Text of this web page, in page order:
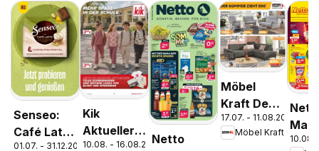
Senseo:
Café Latte
01.07. - 31.12.2026
Kik
Aktueller
Prospekt
10.08. - 16.08.2026Netto
Möbel
Kraft Der
Sommer
zieht ein!
17.07. - 11.08.2026
Möbel Kraft
10.08.